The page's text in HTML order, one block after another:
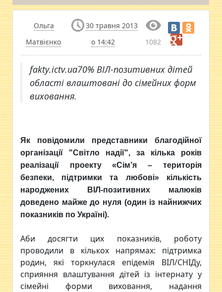
Ольга
Матвієнко
30 травня 2013
о 14:42
1082
fakty.ictv.ua70% ВІЛ-позитивних дітей
області влаштовані до сімейних форм
виховання.
Як повідомили представники благодійної
організації "Світло надії", за кілька років
реалізації проекту «Сім’я – територія
безпеки, підтримки та любові»кількість
народжених ВІЛ-позитивних малюків
доведено майже до нуля (один із найнижчих
показників по Україні).
Аби досягти цих показників, роботу
проводили в кількох напрямах: підтримка
родин, які торкнулася епідемія ВІЛ/СНІДу,
сприяння влаштування дітей із інтернату у
сімейні форми виховання, надання